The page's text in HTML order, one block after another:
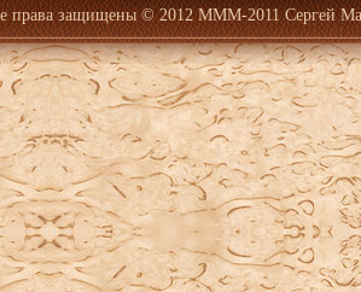
права защищены© 2012 МММ-2011 Сергей